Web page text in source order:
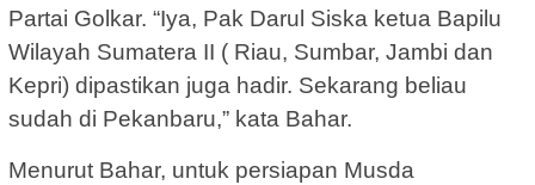
Partai Golkar. “Iya, Pak Darul Siska ketua Bapilu
Wilayah Sumatera II ( Riau, Sumbar, Jambi dan
Kepri) dipastikan juga hadir. Sekarang beliau
sudah di Pekanbaru,” kata Bahar.
Menurut Bahar, untuk persiapan Musda